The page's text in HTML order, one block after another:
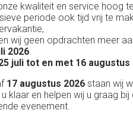
Uw partner in:
Evenementen verhuur
Feestverhuur
Licht- en Geluidverhuur
kwaliteit en service hoog
periode ook tijd vrij te
wij geen opdrachten meer
2026.
juli tot en met 16
17 augustus 2026 staan wij
klaar en helpen wij u graag
evenement.